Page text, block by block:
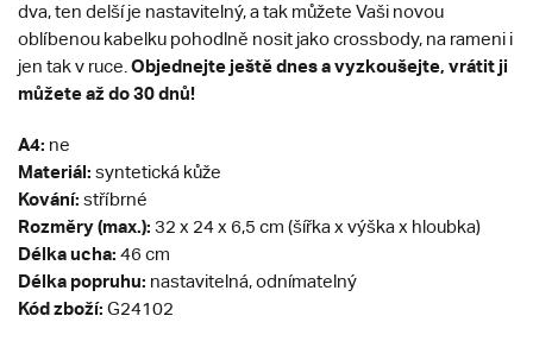
dva, ten delší je nastavitelný, a tak můžete Vaši novou
oblíbenou kabelku pohodlně nosit jako crossbody, na rameni i
jen tak v ruce. Objednejte ještě dnes a vyzkoušejte, vrátit ji
můžete až do 30 dnů!
A4: ne
Materiál: syntetická kůže
Kování: stříbrné
Rozměry (max.): 32 x 24 x 6,5 cm (šířka x výška x hloubka)
Délka ucha: 46 cm
Délka popruhu: nastavitelná, odnímatelný
Kód zboží: G24102